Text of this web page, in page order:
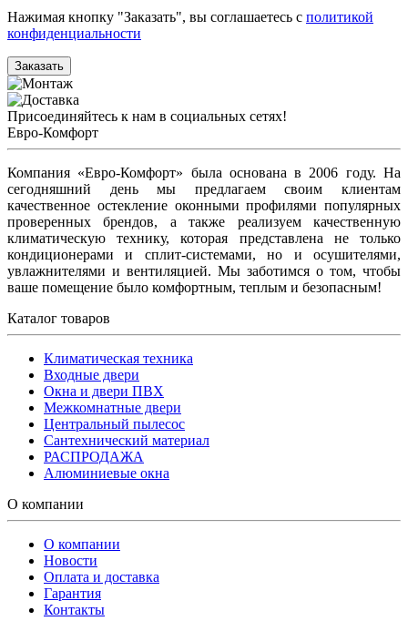
Нажимая кнопку "Заказать", вы соглашаетесь с политикой
конфиденциальности
Заказать
Присоединяйтесь к нам в социальных сетях!
Евро-Комфорт
Компания «Евро-Комфорт» была основана в 2006 году. На
сегодняшний день мы предлагаем своим клиентам
качественное остекление оконными профилями популярных
проверенных брендов, а также реализуем качественную
климатическую технику, которая представлена не только
кондиционерами и сплит-системами, но и осушителями,
увлажнителями и вентиляцией. Мы заботимся о том, чтобы
ваше помещение было комфортным, теплым и безопасным!
Каталог товаров
Климатическая техника
Входные двери
Окна и двери ПВХ
Межкомнатные двери
Центральный пылесос
Сантехнический материал
РАСПРОДАЖА
Алюминиевые окна
О компании
О компании
Новости
Оплата и доставка
Гарантия
Контакты